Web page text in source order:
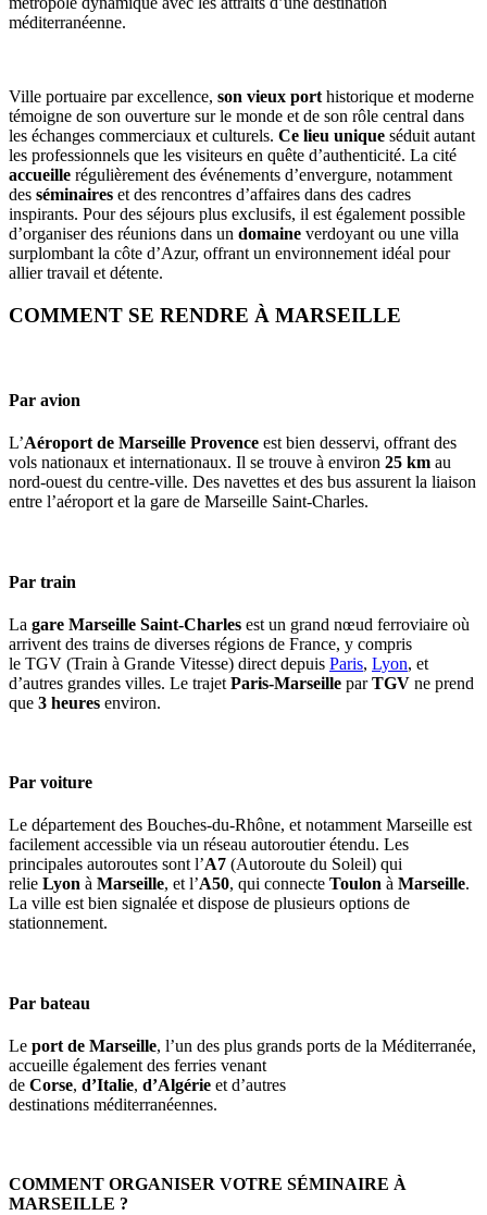
méditerranéenne.
Ville portuaire par excellence, son vieux port historique et moderne
témoigne de son ouverture sur le monde et de son rôle central dans
les échanges commerciaux et culturels. Ce lieu unique séduit autant
les professionnels que les visiteurs en quête d’authenticité. La cité
accueille régulièrement des événements d’envergure, notamment
des séminaires et des rencontres d’affaires dans des cadres
inspirants. Pour des séjours plus exclusifs, il est également possible
d’organiser des réunions dans un domaine verdoyant ou une villa
surplombant la côte d’Azur, offrant un environnement idéal pour
allier travail et détente.
COMMENT SE RENDRE À MARSEILLE
Par avion
L’Aéroport de Marseille Provence est bien desservi, offrant des
vols nationaux et internationaux. Il se trouve à environ 25 km au
nord-ouest du centre-ville. Des navettes et des bus assurent la liaison
entre l’aéroport et la gare de Marseille Saint-Charles.
Par train
La gare Marseille Saint-Charles est un grand nœud ferroviaire où
arrivent des trains de diverses régions de France, y compris
le TGV (Train à Grande Vitesse) direct depuis Paris, Lyon, et
d’autres grandes villes. Le trajet Paris-Marseille parTGV ne prend
que 3 heures environ.
Par voiture
Le département des Bouches-du-Rhône, et notamment Marseille est
facilement accessible via un réseau autoroutier étendu. Les
principales autoroutes sont l’A7 (Autoroute du Soleil) qui
relie Lyon à Marseille, et l’A50, qui connecte Toulon à Marseille.
La ville est bien signalée et dispose de plusieurs options de
stationnement.
Par bateau
Le port de Marseille, l’un des plus grands ports de la Méditerranée,
accueille également des ferries venant
de Corse, d’Italie, d’Algérie et d’autres
destinations méditerranéennes.
COMMENT ORGANISER VOTRE SÉMINAIRE À
MARSEILLE ?